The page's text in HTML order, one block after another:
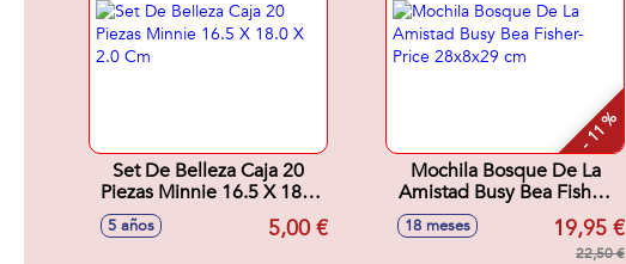
Set De Belleza Caja 20
Piezas Minnie 16.5 X 18.0
5 años 5,00 €
- 11 %
Mochila Bosque De La
Amistad Busy Bea Fisher-
Price 28x8x29 cm
18 meses 19,95 €
22,50 €